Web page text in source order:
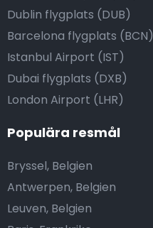
Dublin flygplats (DUB)
Barcelona flygplats (BCN)
Istanbul Airport (IST)
Dubai flygplats (DXB)
London Airport (LHR)
Populära resmål
Bryssel, Belgien
Antwerpen, Belgien
Leuven, Belgien